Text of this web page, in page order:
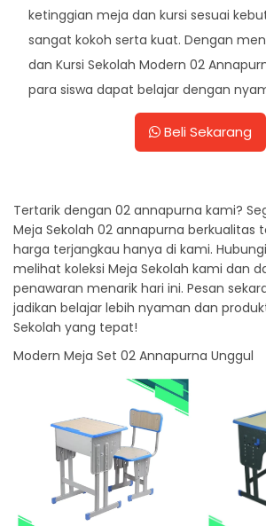
ketinggian meja dan kursi sesuai
sangat kokoh serta kuat. Dengan
dan Kursi Sekolah Modern 02
para siswa dapat belajar dengan
Beli Sekarang
Tertarik dengan 02 annapurna kami?
Meja Sekolah 02 annapurna berkualitas
harga terjangkau hanya di kami.
melihat koleksi Meja Sekolah kami dan
penawaran menarik hari ini. Pesan
jadikan belajar lebih nyaman dan
Sekolah yang tepat!
Modern Meja Set 02 Annapurna Unggul